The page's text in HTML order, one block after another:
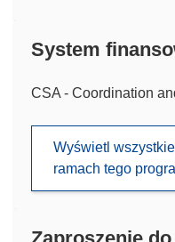
System
CSA - Coordination
Wyświetl
ramach tego